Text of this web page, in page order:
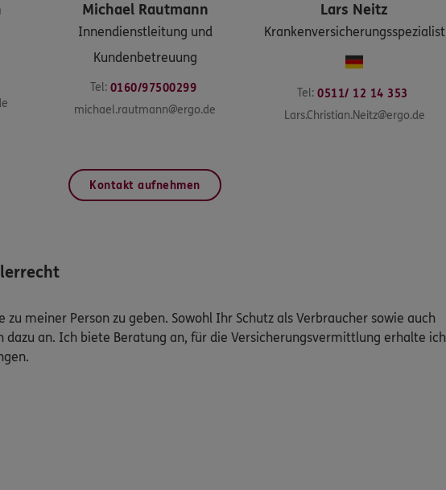
Michael Rautmann
Innendienstleitung und
Kundenbetreuung
Tel: 0160/97500299
michael.rautmann@ergo.de
Lars Neitz
Krankenversicherungsspezialist
Tel: 0511/ 12 14 353
Lars.Christian.Neitz@ergo.de
Kontakt aufnehmen
meiner Person zu geben. Sowohl Ihr Schutz als Verbraucher sowie auch
dazu an. Ich biete Beratung an, für die Versicherungsvermittlung erhalte ich